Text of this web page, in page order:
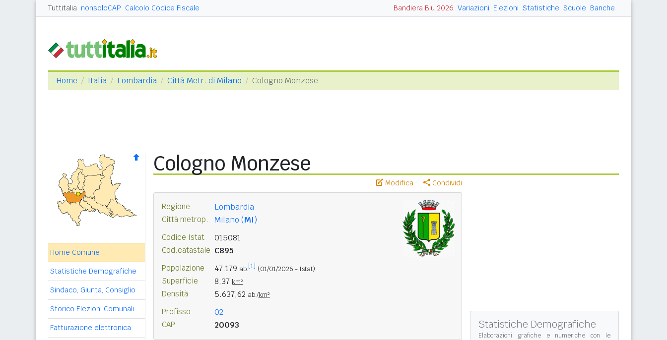
Tuttitalia nonsoloCAP Calcolo Codice Fiscale Bandiera Blu 2026 Variazioni Elezioni Statistiche Scuole Banche
Home Italia Lombardia Città Metr. di Milano Cologno Monzese
Home Comune
Statistiche Demografiche
Sindaco, Giunta, Consiglio
Storico Elezioni Comunali
Fatturazione elettronica
Cologno Monzese
Modifica Condividi
Regione Lombardia
Città metrop. Milano (MI)
Codice Istat 015081
Cod.catastale C895
Popolazione 47.179 ab. [1] (01/01/2026 - Istat)
Superficie 8,37 km²
Densità 5.637,62 ab./km²
Prefisso 02
CAP 20093 Statistiche Demografiche
Elaborazioni grafiche e numeriche con le